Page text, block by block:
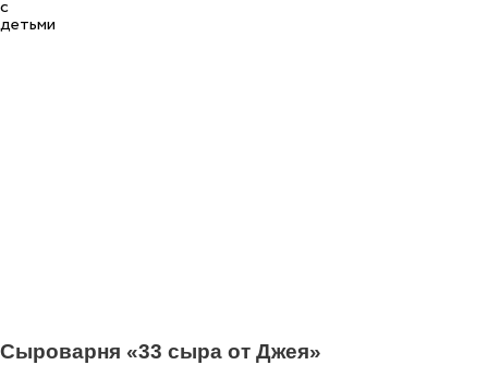
Сыроварня «33 сыра от Джея»